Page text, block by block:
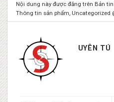
Nội dung này được đăng trên Bản
Thông tin sản phẩm, Uncategorized
UYÊN TÚ